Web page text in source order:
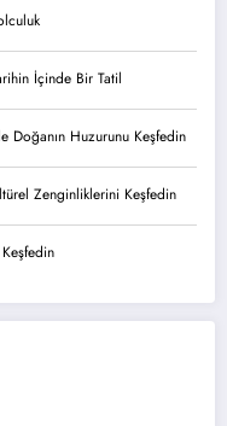
İçinde Bir Tatil
Doğanın Huzurunu Keşfedin
Zenginliklerini Keşfedin